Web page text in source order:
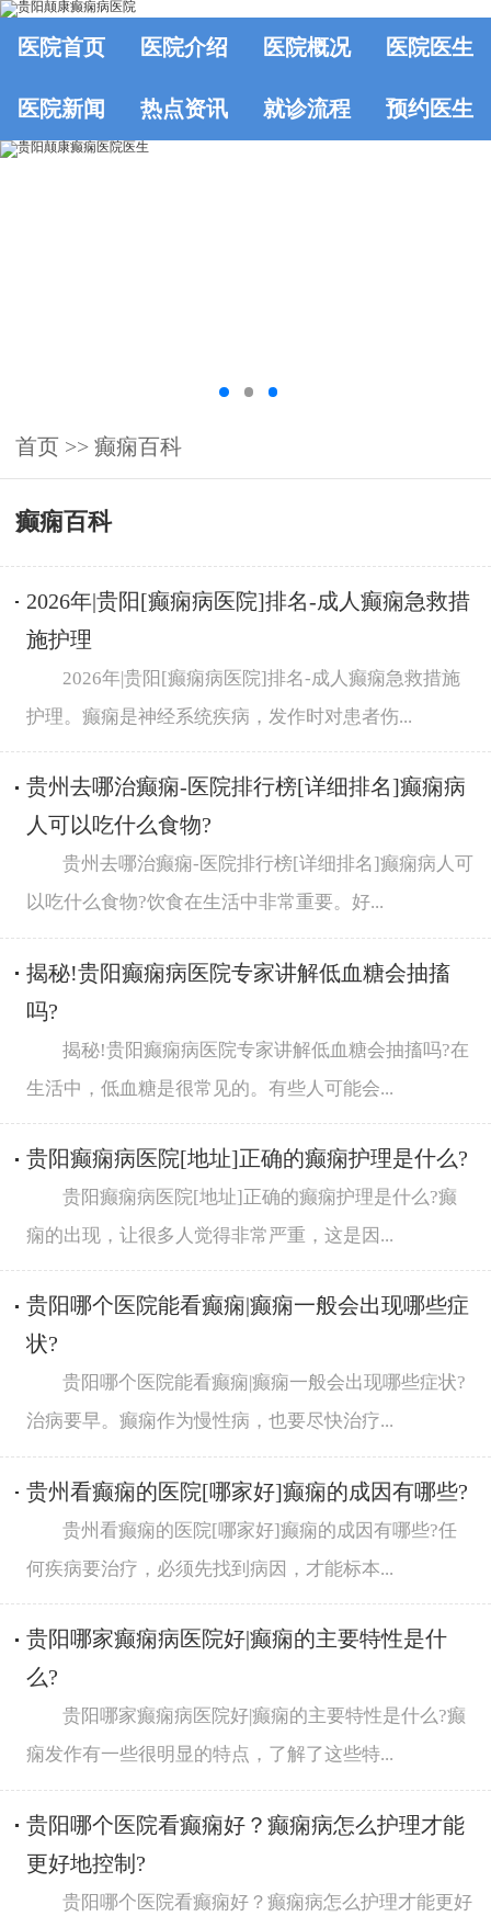
医院首页 医院介绍 医院概况 医院医生
医院新闻 热点资讯 就诊流程 预约医生
首页 >> 癫痫百科
癫痫百科
2026年|贵阳[癫痫病医院]排名-成人癫痫急救措
施护理
2026年|贵阳[癫痫病医院]排名-成人癫痫急救措施
护理。癫痫是神经系统疾病，发作时对患者伤...
贵州去哪治癫痫-医院排行榜[详细排名]癫痫病
人可以吃什么食物?
贵州去哪治癫痫-医院排行榜[详细排名]癫痫病人可
以吃什么食物?饮食在生活中非常重要。好...
揭秘!贵阳癫痫病医院专家讲解低血糖会抽搐
吗?
揭秘!贵阳癫痫病医院专家讲解低血糖会抽搐吗?在
生活中，低血糖是很常见的。有些人可能会...
贵阳癫痫病医院[地址]正确的癫痫护理是什么?
贵阳癫痫病医院[地址]正确的癫痫护理是什么?癫
痫的出现，让很多人觉得非常严重，这是因...
贵阳哪个医院能看癫痫|癫痫一般会出现哪些症
状?
贵阳哪个医院能看癫痫|癫痫一般会出现哪些症状?
治病要早。癫痫作为慢性病，也要尽快治疗...
贵州看癫痫的医院[哪家好]癫痫的成因有哪些?
贵州看癫痫的医院[哪家好]癫痫的成因有哪些?任
何疾病要治疗，必须先找到病因，才能标本...
贵阳哪家癫痫病医院好|癫痫的主要特性是什
么?
贵阳哪家癫痫病医院好|癫痫的主要特性是什么?癫
痫发作有一些很明显的特点，了解了这些特...
贵阳哪个医院看癫痫好？癫痫病怎么护理才能
更好地控制?
贵阳哪个医院看癫痫好？癫痫病怎么护理才能更好